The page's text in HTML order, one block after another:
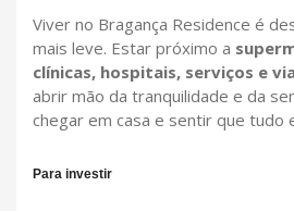
Viver no Bragança Residence é
mais leve. Estar próximo a
clínicas, hospitais, serviços e
abrir mão da tranquilidade e da
chegar em casa e sentir que tudo
Para investir